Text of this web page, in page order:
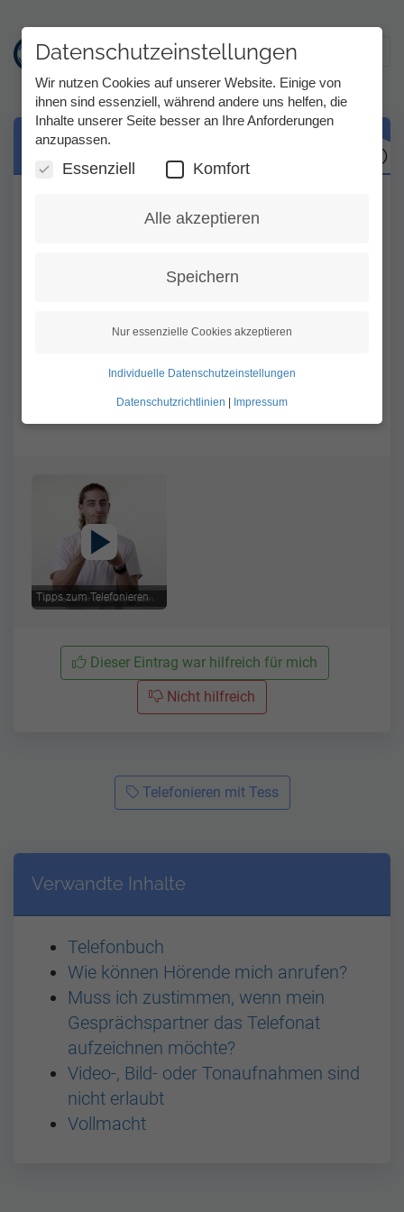
Direkt
Tipps zum Telefonieren
Telefonieren über Tess.
Wenn Sie über TeScript telefonieren, setzen
Sie bitte Zeichen nach Ihrem geschriebenen
Dann wissen die Schriftdolmetscher*innen,
wann Ihr Text beendet ist und Ihr hörender
Tipps zum Telefonieren
Dieser Eintrag war hilfreich für mich
Nicht hilfreich
Telefonieren mit Tess
Verwandte Inhalte
Telefonbuch
Wie können Hörende mich anrufen?
Muss ich zustimmen, wenn mein
Gesprächspartner das Telefonat
aufzeichnen möchte?
Video-, Bild- oder Tonaufnahmen sind
nicht erlaubt
Vollmacht
Datenschutzeinstellungen
Wir nutzen Cookies auf unserer Website. Einige von
ihnen sind essenziell, während andere uns helfen, die
Inhalte unserer Seite besser an Ihre Anforderungen
anzupassen.
Essenziell Komfort
Alle akzeptieren
Speichern
Nur essenzielle Cookies akzeptieren
Individuelle Datenschutzeinstellungen
Datenschutzrichtlinien Impressum